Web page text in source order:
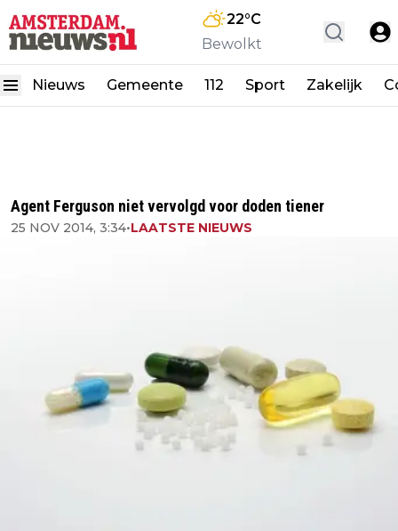
22°C
Bewolkt
Nieuws Gemeente 112 Sport Zakelijk
Agent Ferguson niet vervolgd voor doden tiener
25 NOV 2014, 3:34•LAATSTE NIEUWS